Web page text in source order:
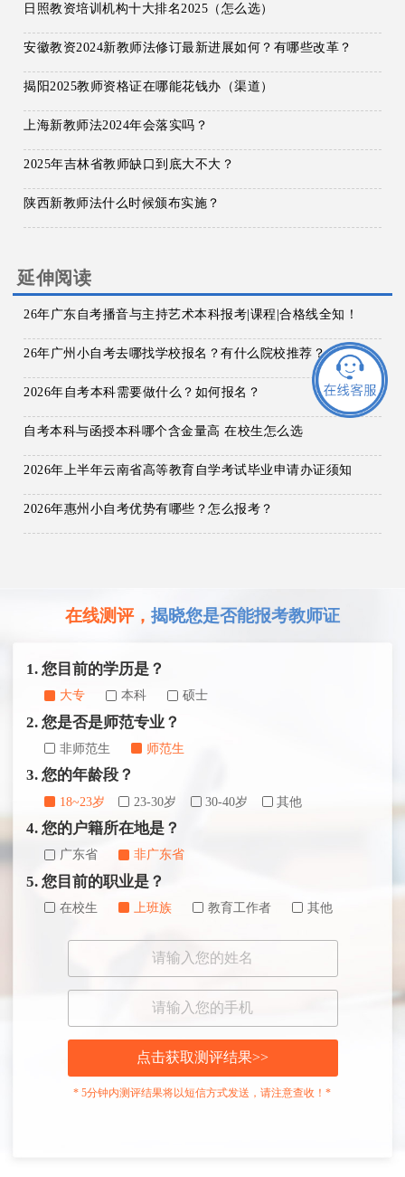
日照教资培训机构十大排名2025（怎么选）
安徽教资2024新教师法修订最新进展如何？有哪些改革？
揭阳2025教师资格证在哪能花钱办（渠道）
上海新教师法2024年会落实吗？
2025年吉林省教师缺口到底大不大？
陕西新教师法什么时候颁布实施？
延伸阅读
26年广东自考播音与主持艺术本科报考|课程|合格线全知！
26年广州小自考去哪找学校报名？有什么院校推荐？
2026年自考本科需要做什么？如何报名？
自考本科与函授本科哪个含金量高 在校生怎么选
2026年上半年云南省高等教育自学考试毕业申请办证须知
2026年惠州小自考优势有哪些？怎么报考？
在线测评， 揭晓您是否能报考教师证
1. 您目前的学历是？
大专 本科 硕士
2. 您是否是师范专业？
非师范生 师范生
3. 您的年龄段？
18~23岁 23-30岁 30-40岁 其他
4. 您的户籍所在地是？
广东省 非广东省
5. 您目前的职业是？
在校生 上班族 教育工作者 其他
点击获取测评结果>>
* 5分钟内测评结果将以短信方式发送，请注意查收！*